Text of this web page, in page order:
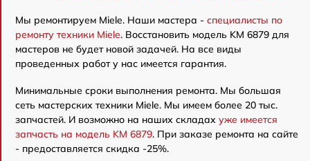
Мы ремонтируем Miele. Наши мастера - специалисты по
ремонту техники Miele. Восстановить модель KM 6879 для
мастеров не будет новой задачей. На все виды
проведенных работ у нас имеется гарантия.
Минимальные сроки выполнения ремонта. Мы большая
сеть мастерских техники Miele. Мы имеем более 20 тыс.
запчастей. И возможно на наших складах уже имеется
запчасть на модель KM 6879. При заказе ремонта на сайте
- предоставляется скидка -25%.